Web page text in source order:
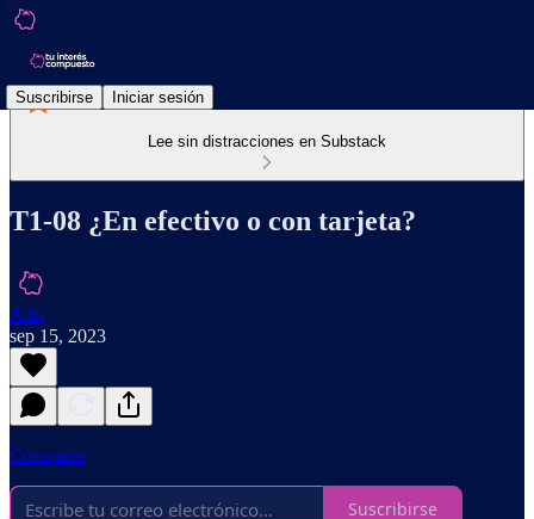
Suscribirse Iniciar sesión
Lee sin distracciones en Substack
T1-08 ¿En efectivo o con tarjeta?
Adri
sep 15, 2023
Compartir
Suscribirse